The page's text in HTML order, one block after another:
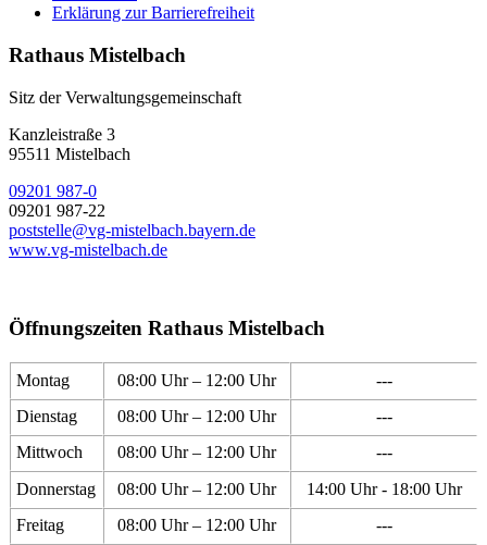
Erklärung zur Barrierefreiheit
Rathaus Mistelbach
Sitz der Verwaltungsgemeinschaft
Kanzleistraße 3
95511 Mistelbach
09201 987-0
09201 987-22
poststelle@vg-mistelbach.bayern.de
www.vg-mistelbach.de
Öffnungszeiten Rathaus Mistelbach
Montag 08:00 Uhr – 12:00 Uhr
---
Dienstag
08:00 Uhr – 12:00 Uhr
---
Mittwoch
08:00 Uhr – 12:00 Uhr
---
Donnerstag
08:00 Uhr – 12:00 Uhr
14:00 Uhr - 18:00 Uhr
Freitag
08:00 Uhr – 12:00 Uhr
---